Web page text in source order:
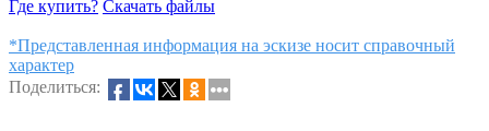
Где купить? Скачать файлы
*Представленная информация на эскизе носит справочный
характер
Поделиться: